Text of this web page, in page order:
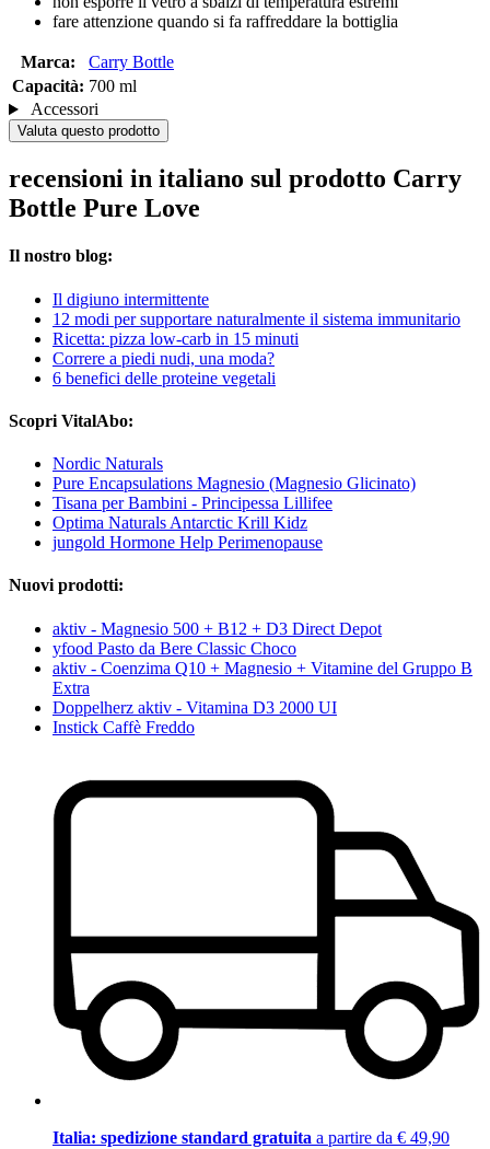
fare attenzione quando si fa raffreddare la bottiglia
Marca:
Carry Bottle
Capacità: 700 ml
Accessori
Valuta questo prodotto
recensioni in italiano sul prodotto Carry
Bottle Pure Love
Il nostro blog:
Il digiuno intermittente
12 modi per supportare naturalmente il sistema immunitario
Ricetta: pizza low-carb in 15 minuti
Correre a piedi nudi, una moda?
6 benefici delle proteine vegetali
Scopri VitalAbo:
Nordic Naturals
Pure Encapsulations Magnesio (Magnesio Glicinato)
Tisana per Bambini - Principessa Lillifee
Optima Naturals Antarctic Krill Kidz
jungold Hormone Help Perimenopause
Nuovi prodotti:
aktiv - Magnesio 500 + B12 + D3 Direct Depot
yfood Pasto da Bere Classic Choco
aktiv - Coenzima Q10 + Magnesio + Vitamine del Gruppo B
Extra
Doppelherz aktiv - Vitamina D3 2000 UI
Instick Caffè Freddo
Italia: spedizione standard gratuita a partire da € 49,90